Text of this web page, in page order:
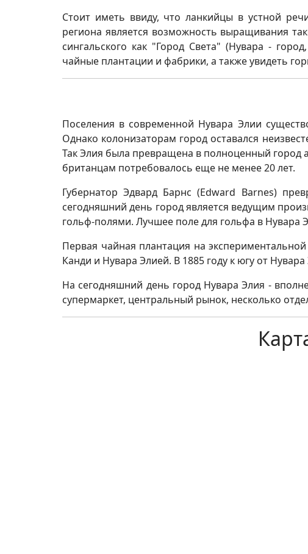
Стоит иметь ввиду, что ланкийцы в устной
региона является возможность выращивания
сингальского как "Город Света" (Нувара -
чайные плантации и фабрики, а также увидеть
Поселения в современной Нувара Элии
Однако колонизаторам город оставался
Так Элия была превращена в полноценный город
британцам потребовалось еще не менее 20 лет.
Губернатор Эдвард Барнс (Edward Barnes)
сегодняшний день город является ведущим
гольф-полями. Лучшее поле для гольфа в Нувара
Первая чайная плантация на
Канди и Нувара Элией. В 1885 году к югу от
На сегодняшний день город Нувара Элия -
супермаркет, центральный рынок, несколько